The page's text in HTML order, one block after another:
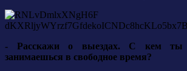
- Расскажи о выездах. С кем
занимаешься в свободное время?